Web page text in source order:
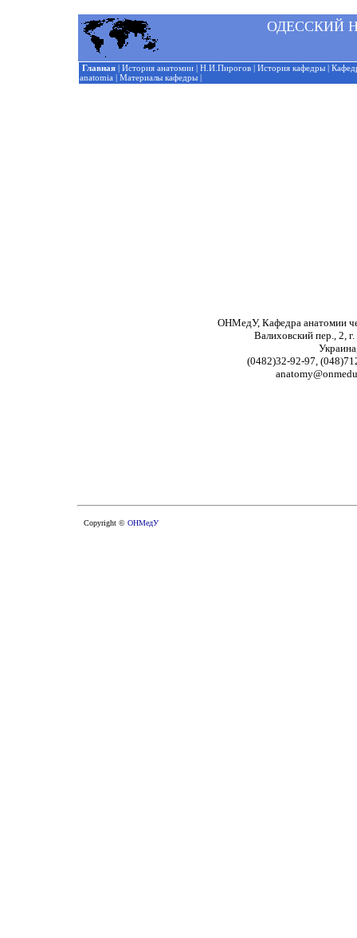
ОДЕССКИЙ
Главная | История анатомии | Н.И.Пирогов | История кафедры |
anatomia | Материалы кафедры |
ОНМедУ, Кафедра анатомии
Валиховский пер., 2,
(0482)32-92-97, (048)
Copyright © ОНМедУ